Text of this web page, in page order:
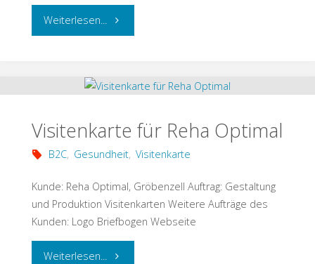
Weiterlesen... "Webseite
Ihr
in
Visitenkarte für Reha Optimal
B2C, Gesundheit, Visitenkarte
Kunde: Reha Optimal, Gröbenzell Auftrag: Gestaltung
und Produktion Visitenkarten Weitere Aufträge des
Kunden: Logo Briefbogen Webseite
Weiterlesen... "Visitenkarte